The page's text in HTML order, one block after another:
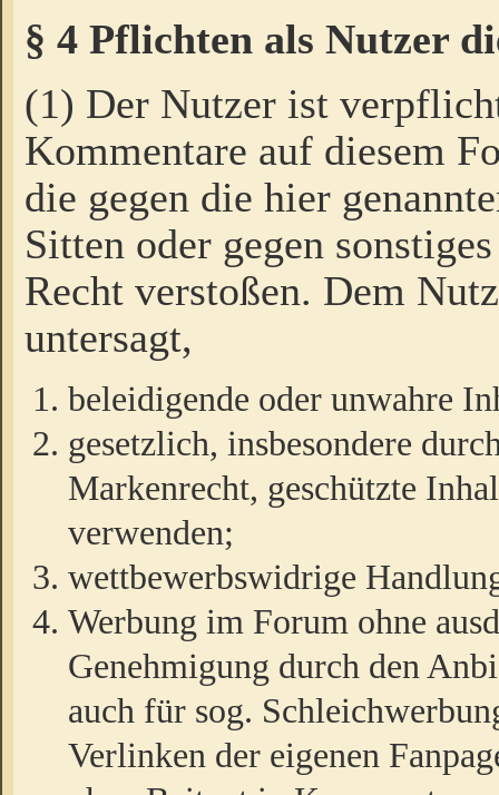
§ 4 Pflichten als Nutzer
(1) Der Nutzer ist
Kommentare auf diesem
die gegen die hier
Sitten oder gegen
Recht verstoßen. Dem
untersagt,
beleidigende oder unwahre
gesetzlich, insbesondere
Markenrecht, geschützte
verwenden;
wettbewerbswidrige
Werbung im Forum ohne
Genehmigung durch den
auch für sog.
Verlinken der eigenen